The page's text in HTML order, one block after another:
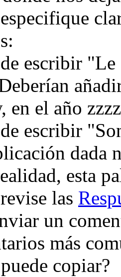
escribir
en el año
escribir
dada
esta
las
un
más
copiar?